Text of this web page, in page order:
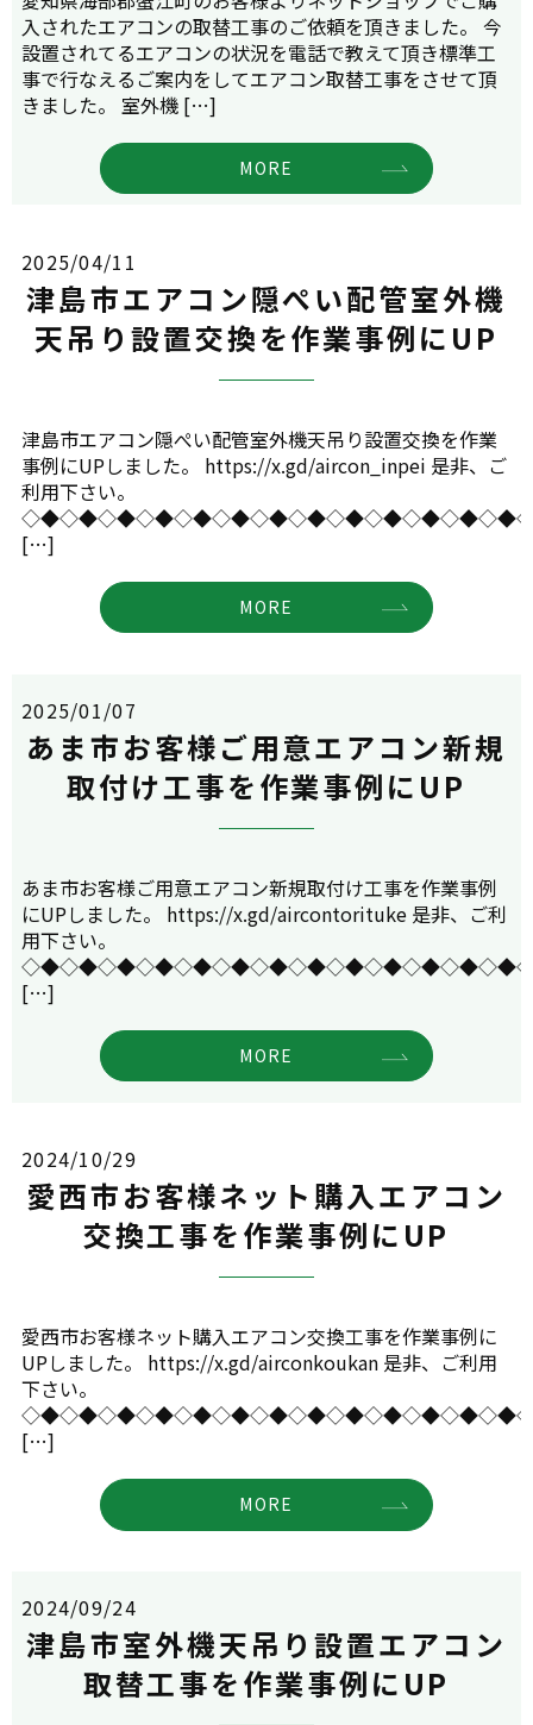
入されたエアコンの取替工事のご依頼を頂きました。 今
設置されてるエアコンの状況を電話で教えて頂き標準工
事で行なえるご案内をしてエアコン取替工事をさせて頂
きました。 室外機 […]
MORE
2025/04/11
津島市エアコン隠ぺい配管室外機
天吊り設置交換を作業事例にUP
津島市エアコン隠ぺい配管室外機天吊り設置交換を作業
事例にUPしました。 https://x.gd/aircon_inpei 是非、ご
利用下さい。
[…]
MORE
2025/01/07
あま市お客様ご用意エアコン新規
取付け工事を作業事例にUP
あま市お客様ご用意エアコン新規取付け工事を作業事例
にUPしました。 https://x.gd/aircontorituke 是非、ご利
用下さい。
[…]
MORE
2024/10/29
愛西市お客様ネット購入エアコン
交換工事を作業事例にUP
愛西市お客様ネット購入エアコン交換工事を作業事例に
UPしました。 https://x.gd/airconkoukan 是非、ご利用
下さい。
[…]
MORE
2024/09/24
津島市室外機天吊り設置エアコン
取替工事を作業事例にUP